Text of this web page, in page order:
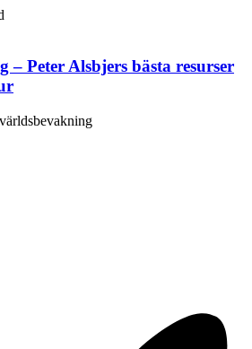
– Peter Alsbjers bästa resurser